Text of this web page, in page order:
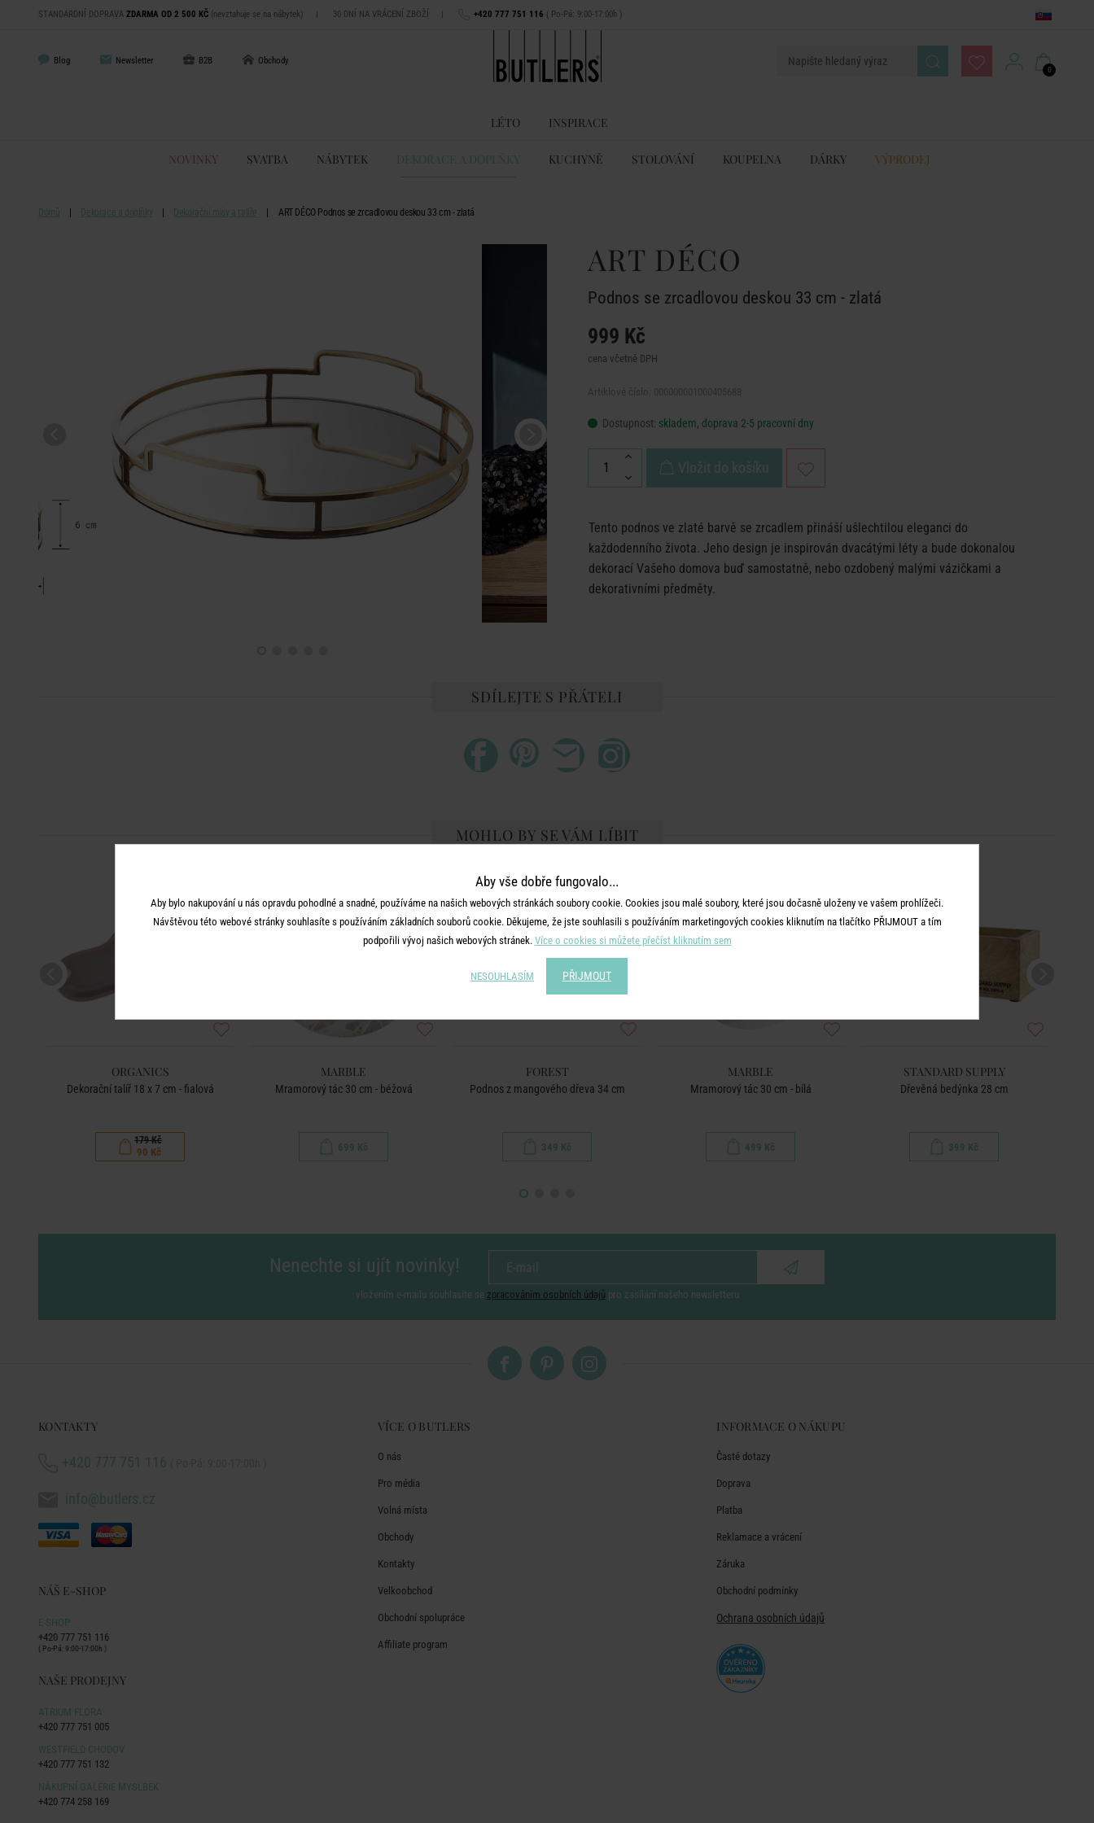
STANDARDNÍ DOPRAVA ZDARMA OD 2 500 KČ (nevztahuje se na nábytek) | 30 DNÍ NA VRÁCENÍ ZBOŽÍ | +420 777 751 116 ( Po-Pá: 9:00-17:00h )
Blog Newsletter B2B Obchody
0
LÉTO INSPIRACE
NOVINKY SVATBA NÁBYTEK DEKORACE A DOPLŇKY KUCHYNĚ STOLOVÁNÍ KOUPELNA DÁRKY VÝPRODEJ
Domů Dekorace a doplňky Dekorační mísy a talíře ART DÉCO Podnos se zrcadlovou deskou 33 cm - zlatá
ART DÉCO
Podnos se zrcadlovou deskou 33 cm - zlatá
999 Kč
cena včetně DPH
Dostupnost: skladem, doprava 2-5 pracovní dny
Vložit do košíku
Tento podnos ve zlaté barvě se zrcadlem přináší ušlechtilou eleganci do
každodenního života. Jeho design je inspirován dvacátými léty a bude dokonalou
dekorací Vašeho domova buď samostatně, nebo ozdobený malými vázičkami a
dekorativními předměty.
SDÍLEJTE S PŘÁTELI
MOHLO BY SE VÁM LÍBIT
ORGANICS
Dekorační talíř 18 x 7 cm - fialová
179 Kč
90 Kč
MARBLE
Mramorový tác 30 cm - béžová
699 Kč
FOREST
Podnos z mangového dřeva 34 cm
349 Kč
MARBLE
Mramorový tác 30 cm - bílá
499 Kč
STANDARD SUPPLY
Dřevěná bedýnka 28 cm
399 Kč
Nenechte si ujít novinky!
vložením e-mailu souhlasíte se zpracováním osobních údajů pro zasílání našeho newsletteru
KONTAKTY
+420 777 751 116
info@butlers.cz
NÁŠ E-SHOP
E-SHOP
+420 777 751 116
( Po-Pá: 9:00-17:00h )
NAŠE PRODEJNY
ATRIUM FLORA
+420 777 751 005
WESTFIELD CHODOV
+420 777 751 132
NÁKUPNÍ GALERIE MYSLBEK
+420 774 258 169
VÍCE O BUTLERS
O nás
Pro média
Volná místa
Obchody
Kontakty
Velkoobchod
Obchodní spolupráce
Affiliate program
INFORMACE O NÁKUPU
Časté dotazy
Doprava
Platba
Reklamace a vrácení
Záruka
Obchodní podmínky
Ochrana osobních údajů
Aby vše dobře fungovalo...
Aby bylo nakupování u nás opravdu pohodlné a snadné, používáme na našich webových stránkách soubory cookie. Cookies jsou malé soubory, které jsou dočasně uloženy ve vašem prohlížeči.
Návštěvou této webové stránky souhlasíte s používáním základních souborů cookie. Děkujeme, že jste souhlasili s používáním marketingových cookies kliknutím na tlačítko PŘIJMOUT a tím
podpořili vývoj našich webových stránek. Více o cookies si můžete přečíst kliknutím sem
NESOUHLASÍM PŘIJMOUT